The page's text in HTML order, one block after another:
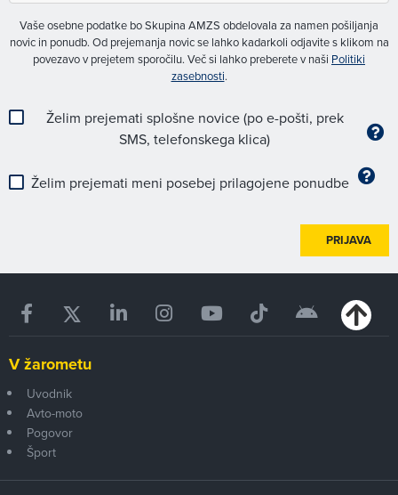
Vaše osebne podatke bo Skupina AMZS obdelovala za namen pošiljanja
novic in ponudb. Od prejemanja novic se lahko kadarkoli odjavite s klikom na
povezavo v prejetem sporočilu. Več si lahko preberete v naši Politiki
zasebnosti.
Želim prejemati splošne novice (po e-pošti, prek
SMS, telefonskega klica)
Želim prejemati meni posebej prilagojene ponudbe
PRIJAVA
V žarometu
Uvodnik
Avto-moto
Pogovor
Šport